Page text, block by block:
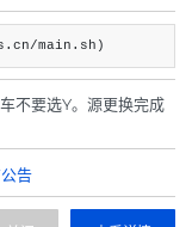
main.sh)
不要选Y。源更换完成
告